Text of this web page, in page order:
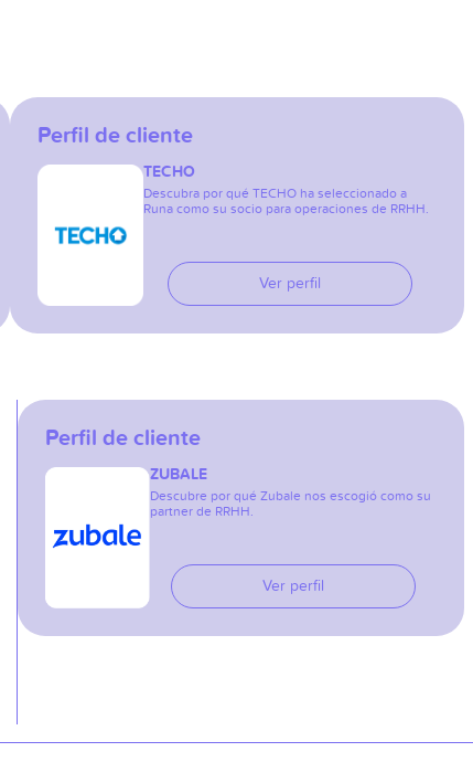
Perfil de cliente
TECHO
Descubra por qué TECHO ha seleccionado a
Runa como su socio para operaciones de RRHH.
Ver perfil
Perfil de cliente
ZUBALE
Descubre por qué Zubale nos escogió como su
partner de RRHH.
Ver perfil